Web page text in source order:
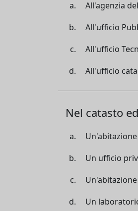
All'agenzia
All'ufficio
All'ufficio
All'ufficio
Nel catasto
Un ufficio
Un